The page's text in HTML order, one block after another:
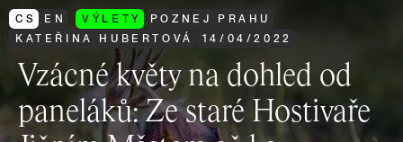
CS EN VÝLETY
POZNEJ PRAHU
KATEŘINA HUBERTOVÁ
14/ 04 /2022
Vzácné květy na dohled od
paneláků: Ze staré Hostivaře